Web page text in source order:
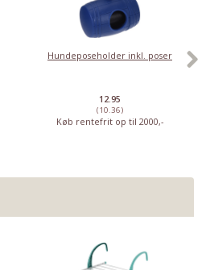
Hundeposeholder inkl. poser
12.95
(10.36)
Køb rentefrit op til 2000,-